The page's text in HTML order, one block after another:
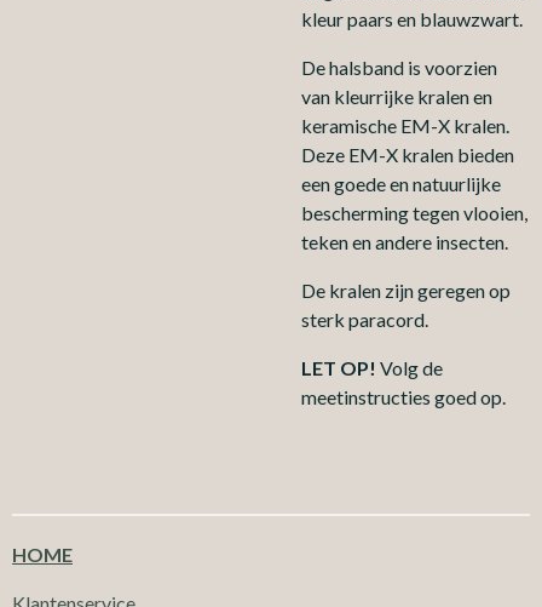
kleur paars en blauwzwart.
De halsband is voorzien
van kleurrijke kralen en
keramische EM-X kralen.
Deze EM-X kralen bieden
een goede en natuurlijke
bescherming tegen vlooien,
teken en andere insecten.
De kralen zijn geregen op
sterk paracord.
LET OP! Volg de
meetinstructies goed op.
HOME